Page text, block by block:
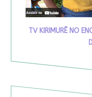
TV KIRIMURÊ NO